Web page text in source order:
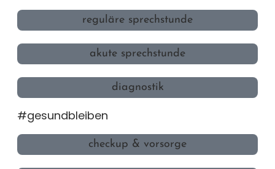
reguläre sprechstunde
akute sprechstunde
diagnostik
#gesundbleiben
checkup & vorsorge